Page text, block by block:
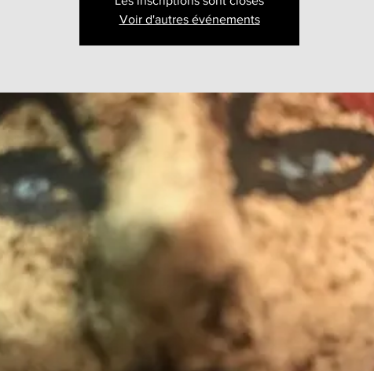
Voir d'autres événements